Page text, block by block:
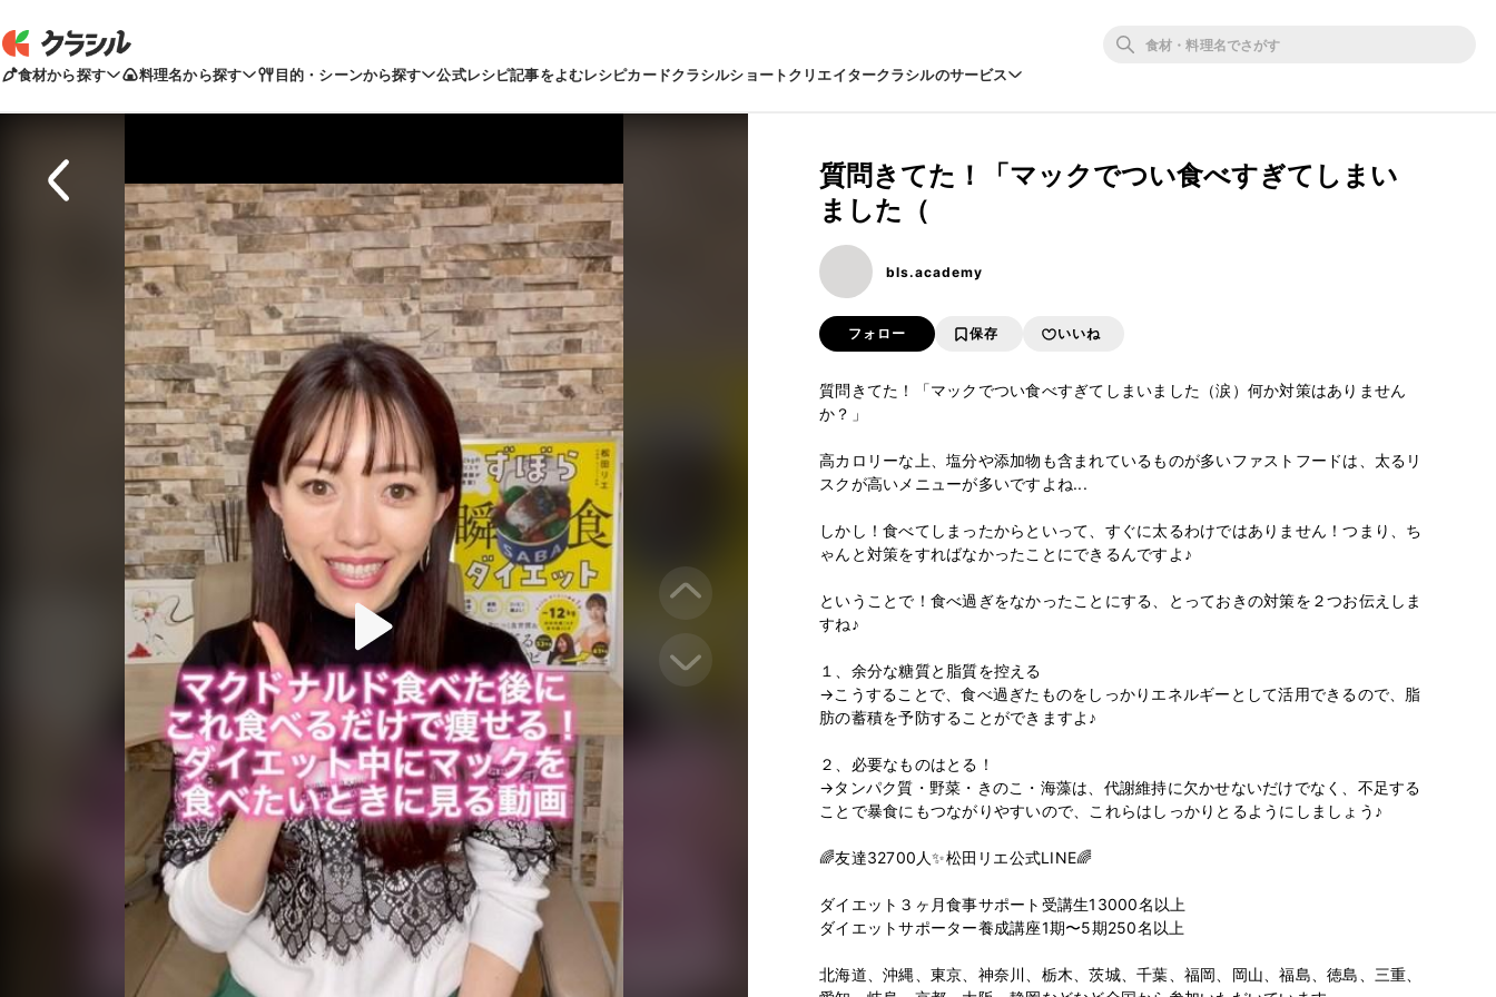
食材から探す 料理名から探す 目的・シーンから探す 公式レシピ記事をよむレシピカードクラシルショートクリエイタークラシルのサービス
質問きてた！「マックでつい食べすぎてしまい
ました（
bls.academy
フォロー 保存 いいね
質問きてた！「マックでつい食べすぎてしまいました（涙）何か対策はありません
か？」
高カロリーな上、塩分や添加物も含まれているものが多いファストフードは、太るリ
スクが高いメニューが多いですよね...
しかし！食べてしまったからといって、すぐに太るわけではありません！つまり、ち
ゃんと対策をすればなかったことにできるんですよ♪
ということで！食べ過ぎをなかったことにする、とっておきの対策を２つお伝えしま
すね♪
１、余分な糖質と脂質を控える
→こうすることで、食べ過ぎたものをしっかりエネルギーとして活用できるので、脂
肪の蓄積を予防することができますよ♪
２、必要なものはとる！
→タンパク質・野菜・きのこ・海藻は、代謝維持に欠かせないだけでなく、不足する
ことで暴食にもつながりやすいので、これらはしっかりとるようにしましょう♪
🌈友達32700人✨松田リエ公式LINE🌈
ダイエット３ヶ月食事サポート受講生13000名以上
ダイエットサポーター養成講座1期〜5期250名以上
北海道、沖縄、東京、神奈川、栃木、茨城、千葉、福岡、岡山、福島、徳島、三重、